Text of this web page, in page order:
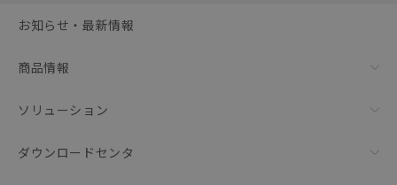
お知らせ・最新情報
商品情報
ソリューション
ダウンロードセンタ